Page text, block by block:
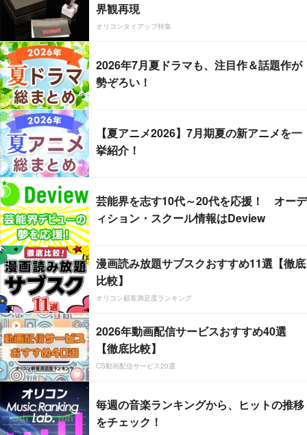
界観再現
オリコンタイアップ特集
2026年7月夏ドラマも、注目作＆話題作が
勢ぞろい！
【夏アニメ2026】7月期夏の新アニメを一
挙紹介！
芸能界を志す10代～20代を応援！ オーデ
ィション・スクール情報はDeview
漫画読み放題サブスクおすすめ11選【徹底
比較】
オリコン顧客満足度ランキング
2026年動画配信サービスおすすめ40選
【徹底比較】
CS動画配信サービス20選
毎週の音楽ランキングから、ヒットの推移
をチェック！